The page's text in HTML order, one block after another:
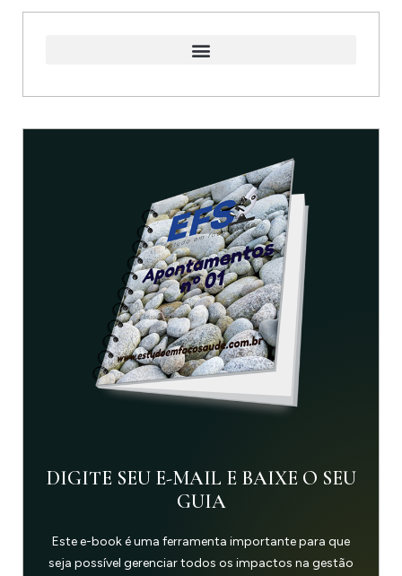
DIGITE SEU E-MAIL E BAIXE O SEU
GUIA
Este e-book é uma ferramenta importante para que
seja possível gerenciar todos os impactos na gestão